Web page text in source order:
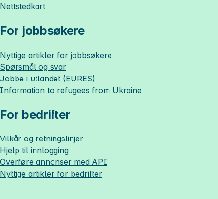
Nettstedkart
For jobbsøkere
Nyttige artikler for jobbsøkere
Spørsmål og svar
Jobbe i utlandet (EURES)
Information to refugees from Ukraine
For bedrifter
Vilkår og retningslinjer
Hjelp til innlogging
Overføre annonser med API
Nyttige artikler for bedrifter